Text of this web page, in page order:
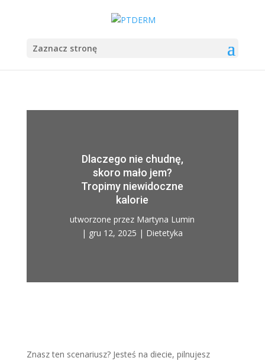
Zaznacz stronę
Dlaczego nie chudnę,
skoro mało jem?
Tropimy niewidoczne
kalorie
utworzone przez Martyna Lumin
| gru 12, 2025 | Dietetyka
Znasz ten scenariusz? Jesteś na diecie, pilnujesz